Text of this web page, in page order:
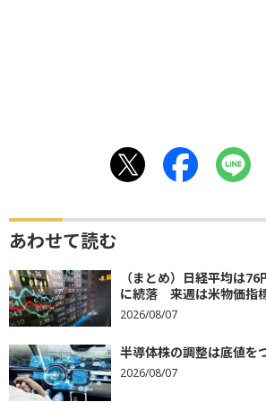
あわせて読む
（まとめ）日経平均は
に続落 来週は米物価指
2026/08/07
半導体株の調整は底値を
2026/08/07